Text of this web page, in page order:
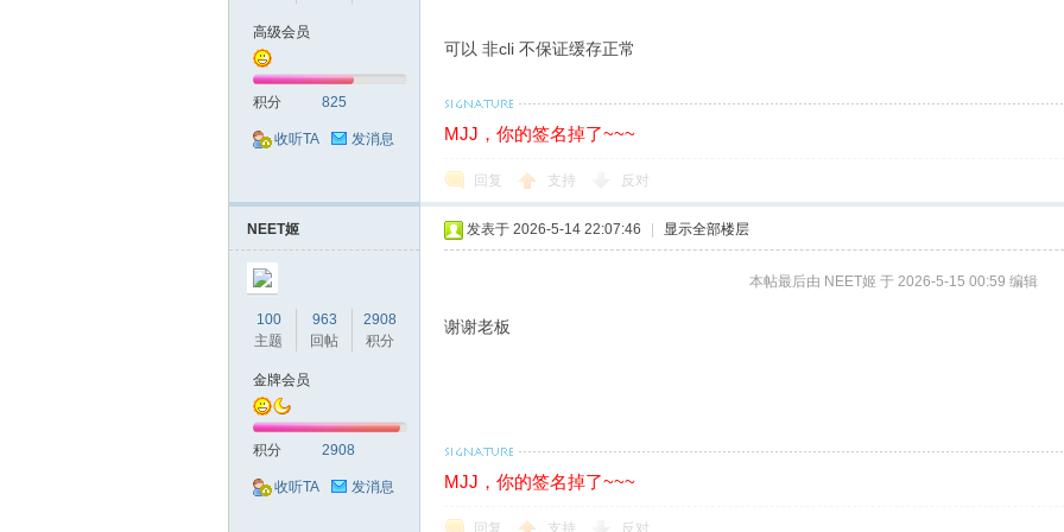
高级会员
积分 825
收听TA 发消息
可以 非cli 不保证缓存正常
MJJ，你的签名掉了~~~
回复 支持 反对
NEET姬
100
主题
963
回帖
2908
积分
金牌会员
积分 2908
收听TA 发消息
发表于 2026-5-14 22:07:46 显示全部楼层
本帖最后由 NEET姬 于 2026-5-15 00:59 编辑
谢谢老板
MJJ，你的签名掉了~~~
回复 支持 反对